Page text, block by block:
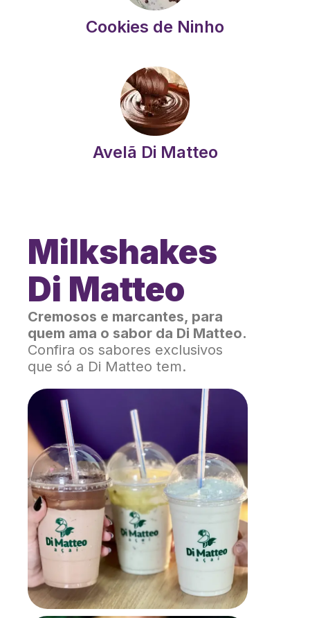
Cookies de Ninho
Avelã Di Matteo
Milkshakes
Di Matteo
Cremosos e marcantes, para
quem ama o sabor da Di Matteo.
Confira os sabores exclusivos
que só a Di Matteo tem.